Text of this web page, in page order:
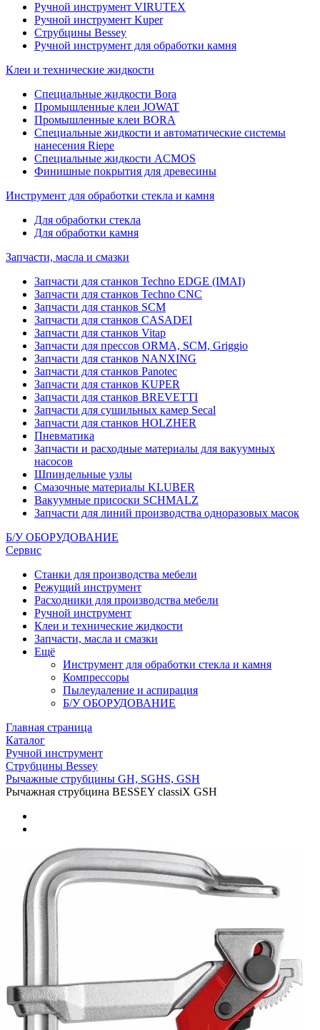
Ручной инструмент VIRUTEX
Ручной инструмент Kuper
Струбцины Bessey
Ручной инструмент для обработки камня
Клеи и технические жидкости
Специальные жидкости Bora
Промышленные клеи JOWAT
Промышленные клеи BORA
Специальные жидкости и автоматические системы
нанесения Riepe
Специальные жидкости ACMOS
Финишные покрытия для древесины
Инструмент для обработки стекла и камня
Для обработки стекла
Для обработки камня
Запчасти, масла и смазки
Запчасти для станков Techno EDGE (IMAI)
Запчасти для станков Techno CNC
Запчасти для станков SCM
Запчасти для станков CASADEI
Запчасти для станков Vitap
Запчасти для прессов ORMA, SCM, Griggio
Запчасти для станков NANXING
Запчасти для станков Panotec
Запчасти для станков KUPER
Запчасти для станков BREVETTI
Запчасти для сушильных камер Secal
Запчасти для станков HOLZHER
Пневматика
Запчасти и расходные материалы для вакуумных
насосов
Шпиндельные узлы
Смазочные материалы KLUBER
Вакуумные присоски SCHMALZ
Запчасти для линий производства одноразовых масок
Б/У ОБОРУДОВАНИЕ
Сервис
Станки для производства мебели
Режущий инструмент
Расходники для производства мебели
Ручной инструмент
Клеи и технические жидкости
Запчасти, масла и смазки
Ещё
Инструмент для обработки стекла и камня
Компрессоры
Пылеудаление и аспирация
Б/У ОБОРУДОВАНИЕ
Главная страница
Каталог
Ручной инструмент
Струбцины Bessey
Рычажные струбцины GH, SGHS, GSH
Рычажная струбцина BESSEY classiX GSH